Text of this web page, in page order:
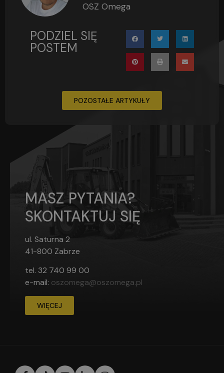
OSZ Omega
PODZIEL SIĘ
POSTEM
POZOSTAŁE ARTYKUŁY
MASZ PYTANIA?
SKONTAKTUJ SIĘ
ul. Saturna 2
41-800 Zabrze
tel. 32 740 99 00
e-mail: oszomega@oszomega.pl
WIĘCEJ